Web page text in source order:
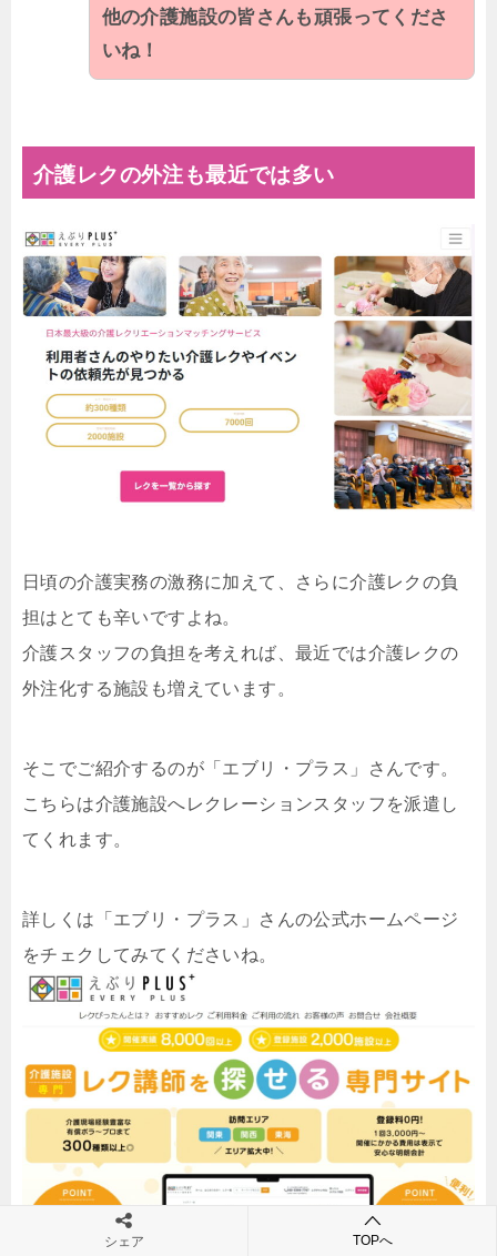
他の介護施設の皆さんも頑張ってくださ
いね！
介護レクの外注も最近では多い
日頃の介護実務の激務に加えて、さらに介護レクの負
担はとても辛いですよね。
介護スタッフの負担を考えれば、最近では介護レクの
外注化する施設も増えています。
そこでご紹介するのが「エブリ・プラス」さんです。
こちらは介護施設へレクレーションスタッフを派遣し
てくれます。
詳しくは「エブリ・プラス」さんの公式ホームページ
をチェクしてみてくださいね。
シェア TOPへ